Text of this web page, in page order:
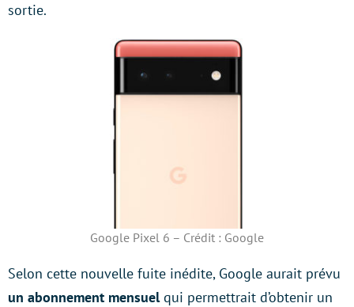
sortie.
Google Pixel 6 – Crédit : Google
Selon cette nouvelle fuite inédite, Google aurait prévu
un abonnement mensuelqui permettrait d’obtenir un